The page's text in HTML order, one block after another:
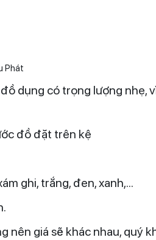
dụng có trọng lượng nhẹ,
đồ đặt trên kệ
ghi, trắng, đen, xanh,...
giá sẽ khác nhau, quý